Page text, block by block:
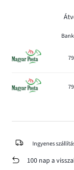
Ingyenes
100 nap a